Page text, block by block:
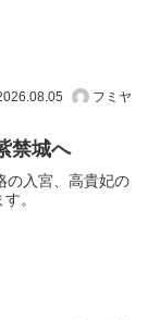
フミヤ
禁城へ
の入宮、高貴妃の
。